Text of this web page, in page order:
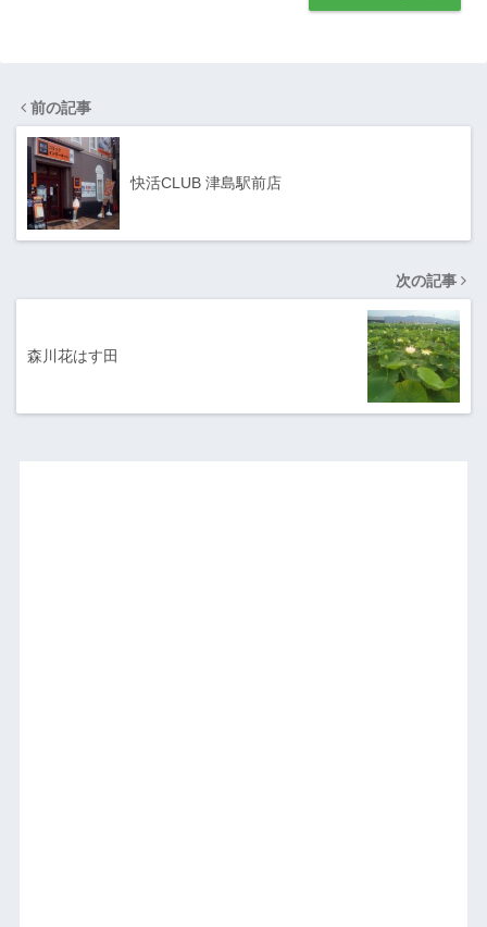
前の記事
快活CLUB 津島駅前店
次の記事
森川花はす田